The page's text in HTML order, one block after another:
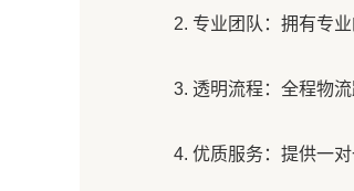
2. 专业团队：拥有专
3. 透明流程：全程物
4. 优质服务：提供一